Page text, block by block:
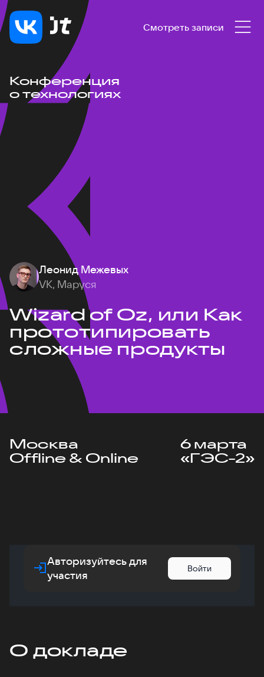
Смотреть записи
Конференция
о технологиях
Леонид Межевых
VK, Маруся
Wizard of Oz, или Как
прототипировать
сложные продукты
Москва
Offline & Online
6 марта
«ГЭС-2»
Авторизуйтесь для
участия
Войти
О докладе